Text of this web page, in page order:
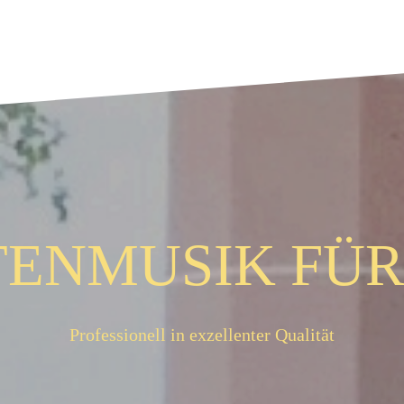
Professionell in exzellenter Qualität